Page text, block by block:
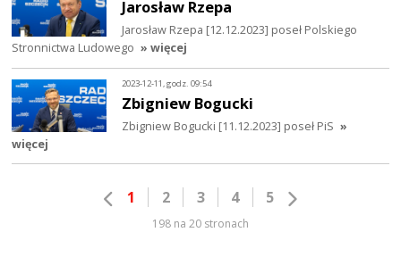
Jarosław Rzepa
Jarosław Rzepa [12.12.2023] poseł Polskiego
Stronnictwa Ludowego » więcej
2023-12-11, godz. 09:54
Zbigniew Bogucki
Zbigniew Bogucki [11.12.2023] poseł PiS »
więcej
1 2 3 4 5
198 na 20 stronach